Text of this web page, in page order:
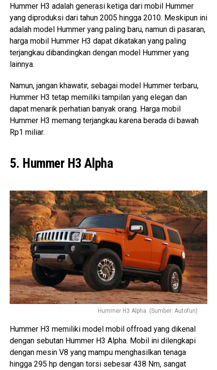
Hummer H3 adalah generasi ketiga dari mobil Hummer
yang diproduksi dari tahun 2005 hingga 2010. Meskipun ini
adalah model Hummer yang paling baru, namun di pasaran,
harga mobil Hummer H3 dapat dikatakan yang paling
terjangkau dibandingkan dengan model Hummer yang
lainnya.
Namun, jangan khawatir, sebagai model Hummer terbaru,
Hummer H3 tetap memiliki tampilan yang elegan dan
dapat menarik perhatian banyak orang. Harga mobil
Hummer H3 memang terjangkau karena berada di bawah
Rp1 miliar.
5. Hummer H3 Alpha
Hummer H3 Alpha. (Sumber: Autofun)
Hummer H3 memiliki model mobil offroad yang dikenal
dengan sebutan Hummer H3 Alpha. Mobil ini dilengkapi
dengan mesin V8 yang mampu menghasilkan tenaga
hingga 295 hp dengan torsi sebesar 438 Nm, sangat